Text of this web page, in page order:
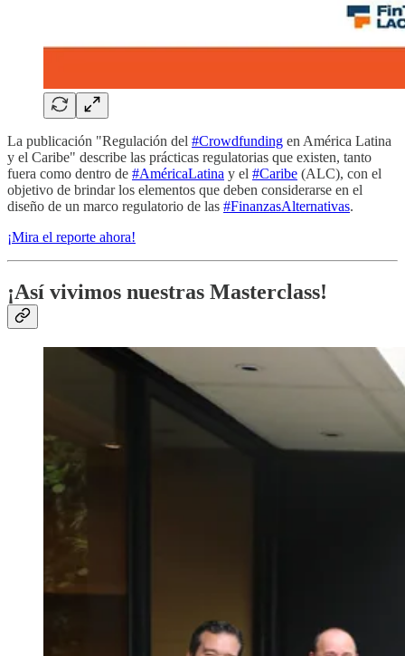
La publicación "Regulación del #Crowdfunding en América Latina
y el Caribe" describe las prácticas regulatorias que existen, tanto
fuera como dentro de #AméricaLatina y el #Caribe (ALC), con el
objetivo de brindar los elementos que deben considerarse en el
diseño de un marco regulatorio de las #FinanzasAlternativas.
¡Mira el reporte ahora!
¡Así vivimos nuestras Masterclass!